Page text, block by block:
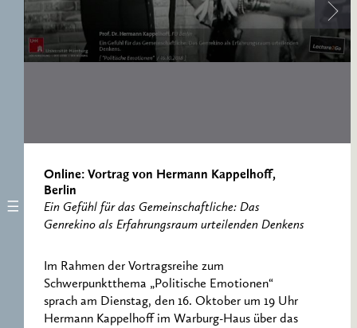
ERNST CASSIRER
ARBEITSSTELLE 1997-
Online: Vortrag von Hermann Kappelhoff,
Berlin
Ein Gefühl für das Gemeinschaftliche: Das
Genrekino als Erfahrungsraum urteilenden Denkens
Im Rahmen der Vortragsreihe zum
Schwerpunktthema „Politische Emotionen“
sprach am Dienstag, den 16. Oktober um 19 Uhr
Hermann Kappelhoff im Warburg-Haus über das